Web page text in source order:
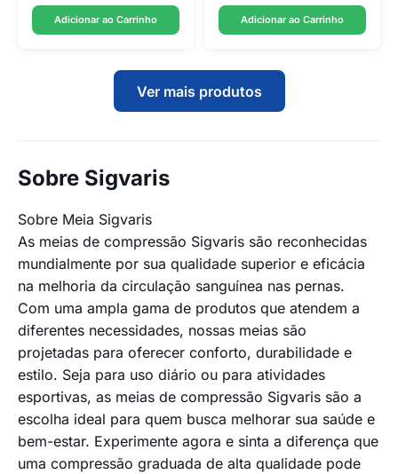
Adicionar ao Carrinho Adicionar ao Carrinho
Ver mais produtos
Sobre Sigvaris
Sobre Meia Sigvaris
As meias de compressão Sigvaris são reconhecidas
mundialmente por sua qualidade superior e eficácia
na melhoria da circulação sanguínea nas pernas.
Com uma ampla gama de produtos que atendem a
diferentes necessidades, nossas meias são
projetadas para oferecer conforto, durabilidade e
estilo. Seja para uso diário ou para atividades
esportivas, as meias de compressão Sigvaris são a
escolha ideal para quem busca melhorar sua saúde e
bem-estar. Experimente agora e sinta a diferença que
uma compressão graduada de alta qualidade pode